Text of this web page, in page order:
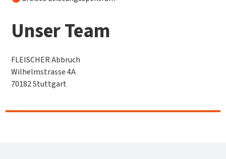
Unser Team
FLEISCHER Abbruch
Wilhelmstrasse 4A
70182 Stuttgart